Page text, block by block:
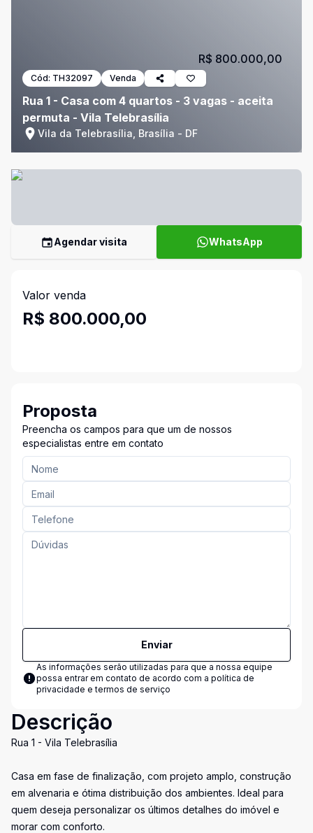
Cód: TH32097 Venda
Rua 1 - Casa com 4 quartos - 3 vagas - aceita
permuta - Vila Telebrasília
Vila da Telebrasília, Brasília - DF
R$ 800.000,00
Agendar visita WhatsApp
Valor venda
R$ 800.000,00
Proposta
Preencha os campos para que um de nossos
especialistas entre em contato
Enviar
As informações serão utilizadas para que a nossa equipe
possa entrar em contato de acordo com a política de
privacidade e termos de serviço
Descrição
Rua 1 - Vila Telebrasília
Casa em fase de finalização, com projeto amplo, construção
em alvenaria e ótima distribuição dos ambientes. Ideal para
quem deseja personalizar os últimos detalhes do imóvel e
morar com conforto.